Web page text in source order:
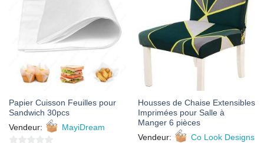
AJOUTER
FAVORIS
Papier Cuisson Feuilles pour
Sandwich 30pcs
Vendeur:
MayiDream
AJOUTER
À MES
FAVORIS
Housses de Chaise Extensibles
Imprimées pour Salle à
Manger 6 pièces
Vendeur:
Co Look Designs